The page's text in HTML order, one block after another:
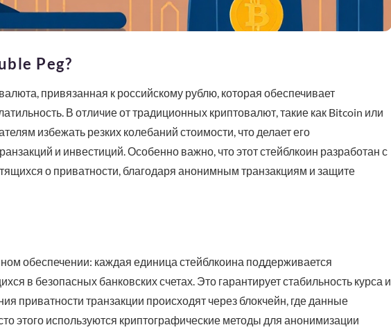
Peg?
привязанная к российскому рублю, которая обеспечивает
В отличие от традиционных криптовалют, такие как Bitcoin или
избежать резких колебаний стоимости, что делает его
и инвестиций. Особенно важно, что этот стейблкоин разработан с
о приватности, благодаря анонимным транзакциям и защите
обеспечении: каждая единица стейблкоина поддерживается
в безопасных банковских счетах. Это гарантирует стабильность курса и
приватности транзакции происходят через блокчейн, где данные
этого используются криптографические методы для анонимизации